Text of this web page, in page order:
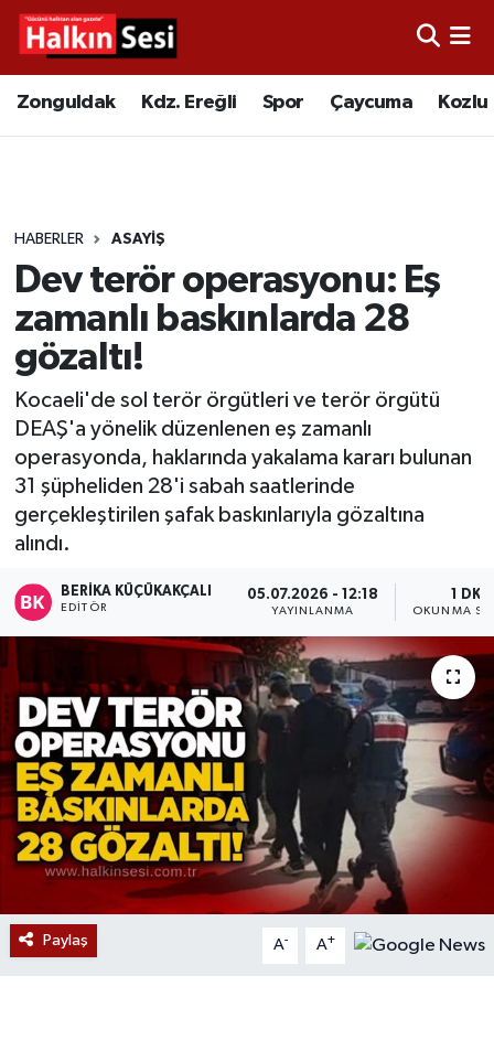
Zonguldak Kdz. Ereğli Spor Çaycuma Kozlu
HABERLER ASAYIŞ
Dev terör operasyonu: Eş
zamanlı baskınlarda 28
gözaltı!
Kocaeli'de sol terör örgütleri ve terör örgütü
DEAŞ'a yönelik düzenlenen eş zamanlı
operasyonda, haklarında yakalama kararı bulunan
31 şüpheliden 28'i sabah saatlerinde
gerçekleştirilen şafak baskınlarıyla gözaltına
alındı.
BERIKA KÜÇÜKAKÇALI
EDITÖR
05.07.2026 - 12:18
YAYINLANMA
1 DK
OKUNMA
Paylaş A- A+
Video
Çaycuma
Alaplı
Asayiş
Bartın
Karabük
Bolu
ÇEVRE
BİLİM VE TEKNOLOJİ
DUNYA
Düzce
Eğitim
Ekonomi
Merkez Hava Durumu
Süper Lig Puan Durumu ve Fikstür
Tüm Manşetler
Son Dakika Haberleri
Haber Arşivi